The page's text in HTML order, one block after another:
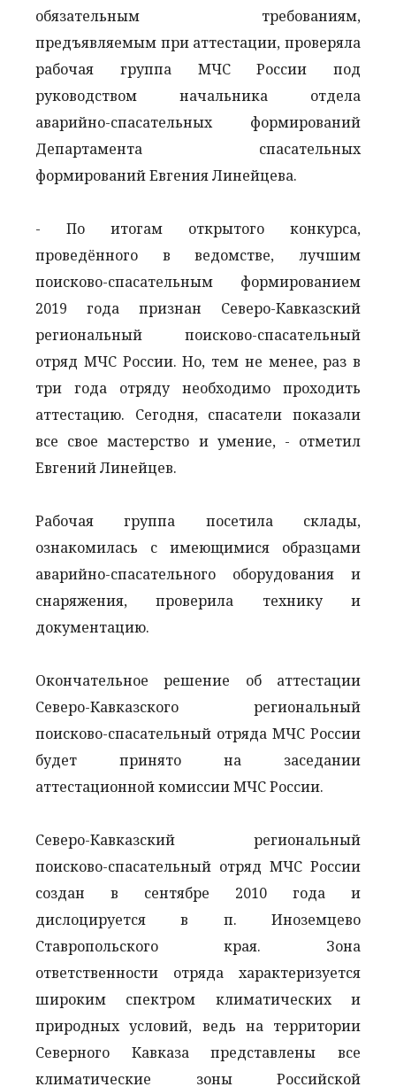
обязательным требованиям,
предъявляемым при аттестации, проверяла
рабочая группа МЧС России под
руководством начальника отдела
аварийно-спасательных формирований
Департамента спасательных
формирований Евгения Линейцева.
- По итогам открытого конкурса,
проведённого в ведомстве, лучшим
поисково-спасательным формированием
2019 года признан Северо-Кавказский
региональный поисково-спасательный
отряд МЧС России. Но, тем не менее, раз в
три года отряду необходимо проходить
аттестацию. Сегодня, спасатели показали
все свое мастерство и умение, - отметил
Евгений Линейцев.
Рабочая группа посетила склады,
ознакомилась с имеющимися образцами
аварийно-спасательного оборудования и
снаряжения, проверила технику и
документацию.
Окончательное решение об аттестации
Северо-Кавказского региональный
поисково-спасательный отряда МЧС России
будет принято на заседании
аттестационной комиссии МЧС России.
Северо-Кавказский региональный
поисково-спасательный отряд МЧС России
создан в сентябре 2010 года и
дислоцируется в п. Иноземцево
Ставропольского края. Зона
ответственности отряда характеризуется
широким спектром климатических и
природных условий, ведь на территории
Северного Кавказа представлены все
климатические зоны Российской